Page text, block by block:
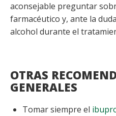
aconsejable preguntar
farmacéutico y, ante la
alcohol durante el
OTRAS
GENERALES
Tomar siempre el